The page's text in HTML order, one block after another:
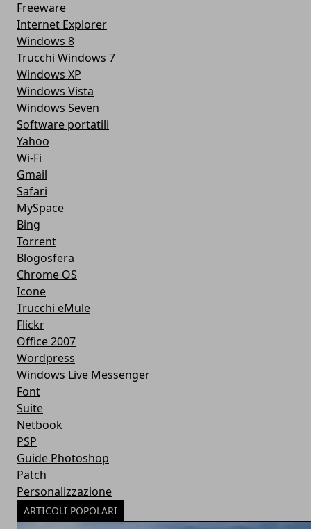
Freeware
Internet Explorer
Windows 8
Trucchi Windows 7
Windows XP
Windows Vista
Windows Seven
Software portatili
Yahoo
Wi-Fi
Gmail
Safari
MySpace
Bing
Torrent
Blogosfera
Chrome OS
Icone
Trucchi eMule
Flickr
Office 2007
Wordpress
Windows Live Messenger
Font
Suite
Netbook
PSP
Guide Photoshop
Patch
Personalizzazione
ARTICOLI POPOLARI